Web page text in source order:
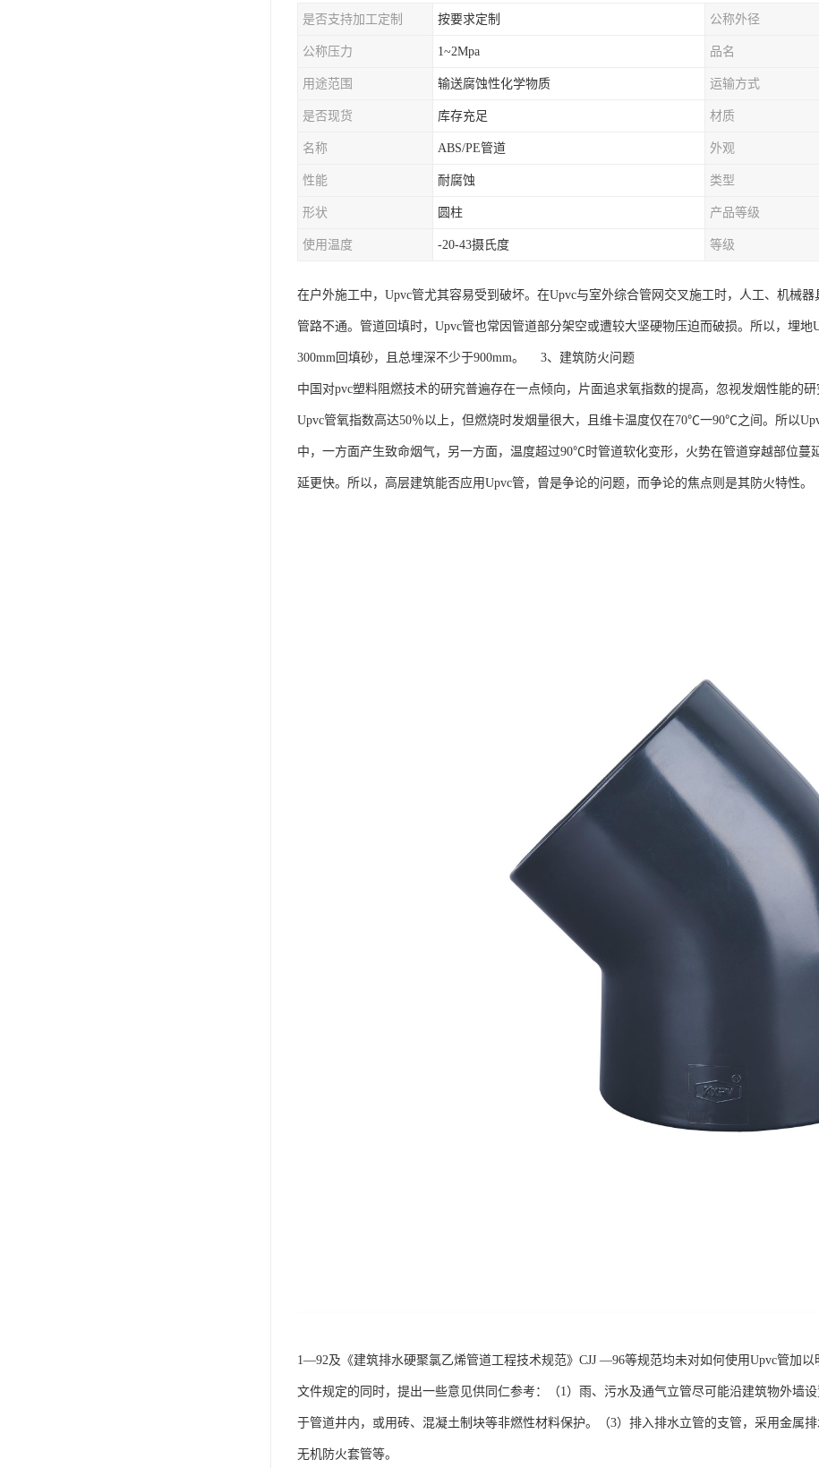
是否支持加工定制 按要求定制 公称外径
公称压力 1~2Mpa 品名
用途范围 输送腐蚀性化学物质 运输方式
是否现货 库存充足 材质
名称 ABS/PE管道 外观
性能 耐腐蚀 类型
形状 圆柱 产品等级
使用温度 -20-43摄氏度 等级
在户外施工中，Upvc管尤其容易受到破坏。在Upvc与室外综合管网交叉施工时，人工、机械
管路不通。管道回填时，Upvc管也常因管道部分架空或遭较大坚硬物压迫而破损。所以，埋
300mm回填砂，且总埋深不少于900mm。 3、建筑防火问题
中国对pvc塑料阻燃技术的研究普遍存在一点倾向，片面追求氧指数的提高，忽视发烟性能的
Upvc管氧指数高达50％以上，但燃烧时发烟量很大，且维卡温度仅在70℃一90℃之间。所以
中，一方面产生致命烟气，另一方面，温度超过90℃时管道软化变形，火势在管道穿越部位蔓
延更快。所以，高层建筑能否应用Upvc管，曾是争论的问题，而争论的焦点则是其防火特性。
1—92及《建筑排水硬聚氯乙烯管道工程技术规范》CJJ —96等规范均未对如何使用Upvc管加
文件规定的同时，提出一些意见供同仁参考：（1）雨、污水及通气立管尽可能沿建筑物外墙
于管道井内，或用砖、混凝土制块等非燃性材料保护。（3）排入排水立管的支管，采用金属
无机防火套管等。